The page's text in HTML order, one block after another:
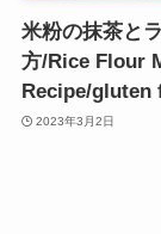
米粉の抹茶と
方/Rice Flour
Recipe/gluten
2023年3月2日